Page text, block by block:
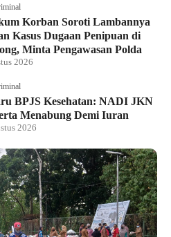
Korban Soroti Lambannya
Kasus Dugaan Penipuan di
Minta Pengawasan Polda
2026
BPJS Kesehatan: NADI JKN
Menabung Demi Iuran
2026